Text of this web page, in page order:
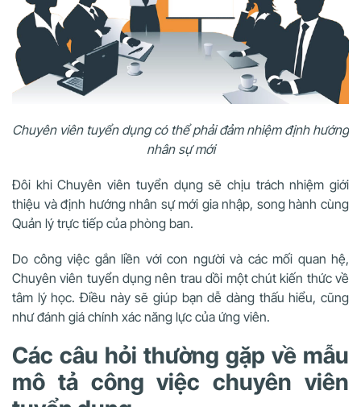
Chuyên viên tuyển dụng có thể phải đảm nhiệm định hướng
nhân sự mới
Đôi khi Chuyên viên tuyển dụng sẽ chịu trách nhiệm giới
thiệu và định hướng nhân sự mới gia nhập, song hành cùng
Quản lý trực tiếp của phòng ban.
Do công việc gắn liền với con người và các mối quan hệ,
Chuyên viên tuyển dụng nên trau dồi một chút kiến thức về
tâm lý học. Điều này sẽ giúp bạn dễ dàng thấu hiểu, cũng
như đánh giá chính xác năng lực của ứng viên.
Các câu hỏi thường gặp về mẫu
mô tả công việc chuyên viên